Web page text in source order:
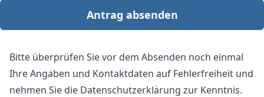
Antrag absenden
Bitte überprüfen Sie vor dem Absenden noch einmal
Ihre Angaben und Kontaktdaten auf Fehlerfreiheit und
nehmen Sie die Datenschutzerklärung zur Kenntnis.